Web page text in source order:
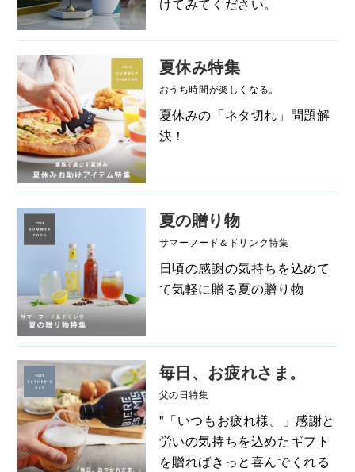
夏休み特集
おうち時間が楽しくなる。
夏休みの「ネタ切れ」問題解
決！
夏の贈り物
サマーフード＆ドリンク特集
日頃の感謝の気持ちを込めて
て気軽に贈る夏の贈り物
毎日、お疲れさま。
父の日特集
"「いつもお疲れ様。」感謝と
労いの気持ちを込めたギフト
を贈ればきっと喜んでくれる